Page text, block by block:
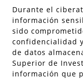
Durante el
información
sido
confidencialidad
de datos
Superior de
información que